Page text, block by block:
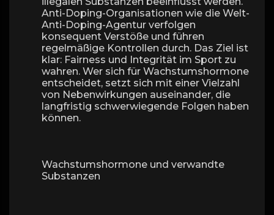
Anti-Doping-Organisationen wie die Welt-
Anti-Doping-Agentur verfolgen
konsequent Verstöße und führen
regelmäßige Kontrollen durch. Das Ziel ist
klar: Fairness und Integrität im Sport zu
wahren. Wer sich für Wachstumshormone
entscheidet, setzt sich mit einer Vielzahl
von Nebenwirkungen auseinander, die
langfristig schwerwiegende Folgen haben
können.
Wachstumshormone und verwandte
Substanzen